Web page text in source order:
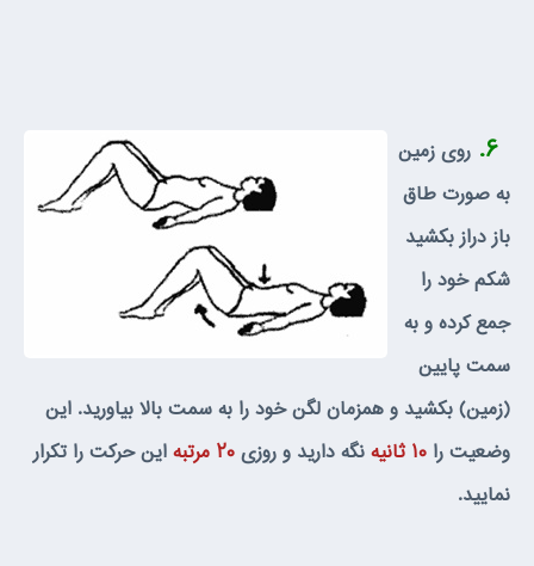
۶. روى زمين
به صورت طاق
باز دراز بكشيد
شكم خود را
جمع كرده و به
سمت پايين
(زمين) بكشيد و همزمان لگن خود را به سمت بالا بياوريد. اين
وضعيت را ۱۰ ثانيه نگه داريد و روزى۲۰ مرتبه
اين حركت را تكرار
نماييد.